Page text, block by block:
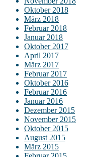
Oktober 2018
März 2018
Februar 2018
Januar 2018
Oktober 2017
April 2017
März 2017
Februar 2017
Oktober 2016
Februar 2016
Januar 2016
Dezember 2015
November 2015
Oktober 2015
August 2015
März 2015